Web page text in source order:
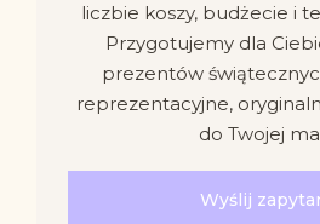
liczbie koszy, budżecie i
Przygotujemy dla
prezentów
reprezentacyjne,
do Twojej
Wyślij